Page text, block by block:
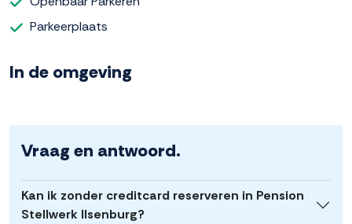
Parkeerplaats
In de omgeving
Vraag en antwoord.
Kan ik zonder creditcard reserveren in Pension
Stellwerk Ilsenburg?